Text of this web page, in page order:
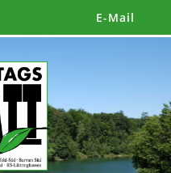
E-Mail